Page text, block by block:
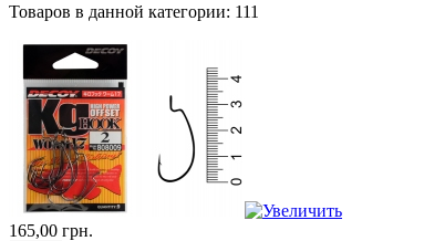
Товаров в данной категории: 111
165,00 грн.